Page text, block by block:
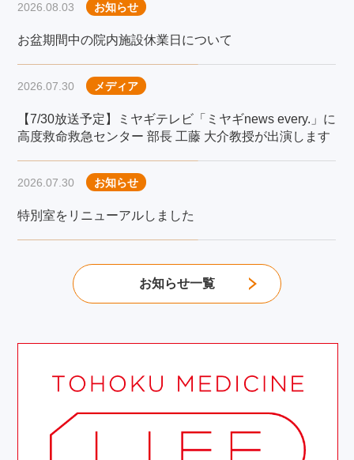
2026.08.03 お知らせ
お盆期間中の院内施設休業日について
2026.07.30 メディア
【7/30放送予定】ミヤギテレビ「ミヤギnews every.」に
高度救命救急センター 部長 工藤 大介教授が出演します
2026.07.30 お知らせ
特別室をリニューアルしました
お知らせ一覧